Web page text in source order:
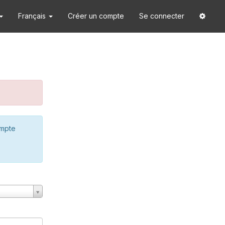
Français Créer un compte Se connecter